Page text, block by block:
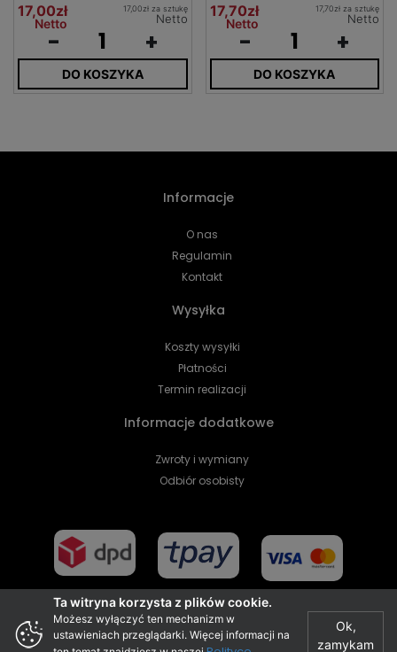
17,00zł
Netto
17,00zł za sztukę
Netto
- +
DO KOSZYKA
17,70zł
Netto
17,70zł za sztukę
Netto
- +
DO KOSZYKA
Informacje
O nas
Regulamin
Kontakt
Wysyłka
Koszty wysyłki
Płatności
Termin realizacji
Informacje dodatkowe
Zwroty i wymiany
Odbiór osobisty
Ta witryna korzysta z plików cookie.
Możesz wyłączyć ten mechanizm w
ustawieniach przeglądarki. Więcej informacji na
Ok,
zamykam